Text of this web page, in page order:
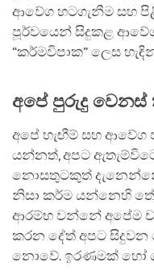
ආවේග හටගැනීම සහ
පූර්වයෙන් සිදුකළ
“කර්මවිපාක” ලෙස
අපේ පුරුදු වෙනස්
අපේ හැඟීම් සහ
යන්නත්, අපට
නොසතුටකුත්
නිසා කර්ම යන්නෙහි
ආරම්භ වන්නේ අපේම
කරන දේත් අපට සිදුවන
නොවේ. ඉරණමක් හෝ